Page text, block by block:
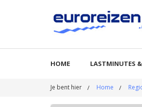
HOME LASTMINUTES
Je bent hier Home